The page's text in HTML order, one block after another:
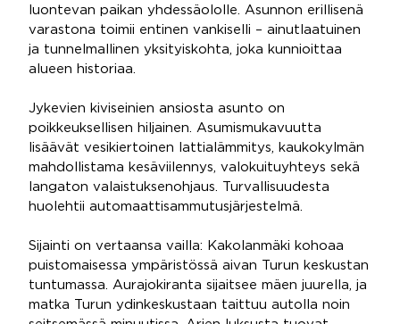
luontevan paikan yhdessäololle. Asunnon erillisenä
varastona toimii entinen vankiselli – ainutlaatuinen
ja tunnelmallinen yksityiskohta, joka kunnioittaa
alueen historiaa.
Jykevien kiviseinien ansiosta asunto on
poikkeuksellisen hiljainen. Asumismukavuutta
lisäävät vesikiertoinen lattialämmitys, kaukokylmän
mahdollistama kesäviilennys, valokuituyhteys sekä
langaton valaistuksenohjaus. Turvallisuudesta
huolehtii automaattisammutusjärjestelmä.
Sijainti on vertaansa vailla: Kakolanmäki kohoaa
puistomaisessa ympäristössä aivan Turun keskustan
tuntumassa. Aurajokiranta sijaitsee mäen juurella, ja
matka Turun ydinkeskustaan taittuu autolla noin